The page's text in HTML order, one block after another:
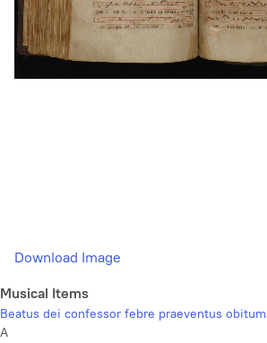
Download Image
Musical Items
Beatus dei confessor febre praeventus obitum
A